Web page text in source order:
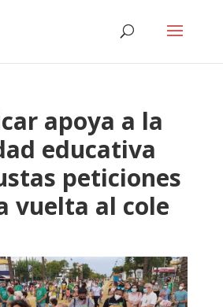
apoya a la
educativa
peticiones
vuelta al cole